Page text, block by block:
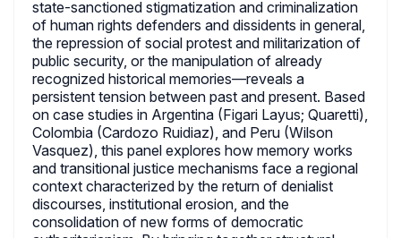
state-sanctioned stigmatization and criminalization
of human rights defenders and dissidents in general,
the repression of social protest and militarization of
public security, or the manipulation of already
recognized historical memories—reveals a
persistent tension between past and present. Based
on case studies in Argentina (Figari Layus; Quaretti),
Colombia (Cardozo Ruidiaz), and Peru (Wilson
Vasquez), this panel explores how memory works
and transitional justice mechanisms face a regional
context characterized by the return of denialist
discourses, institutional erosion, and the
consolidation of new forms of democratic